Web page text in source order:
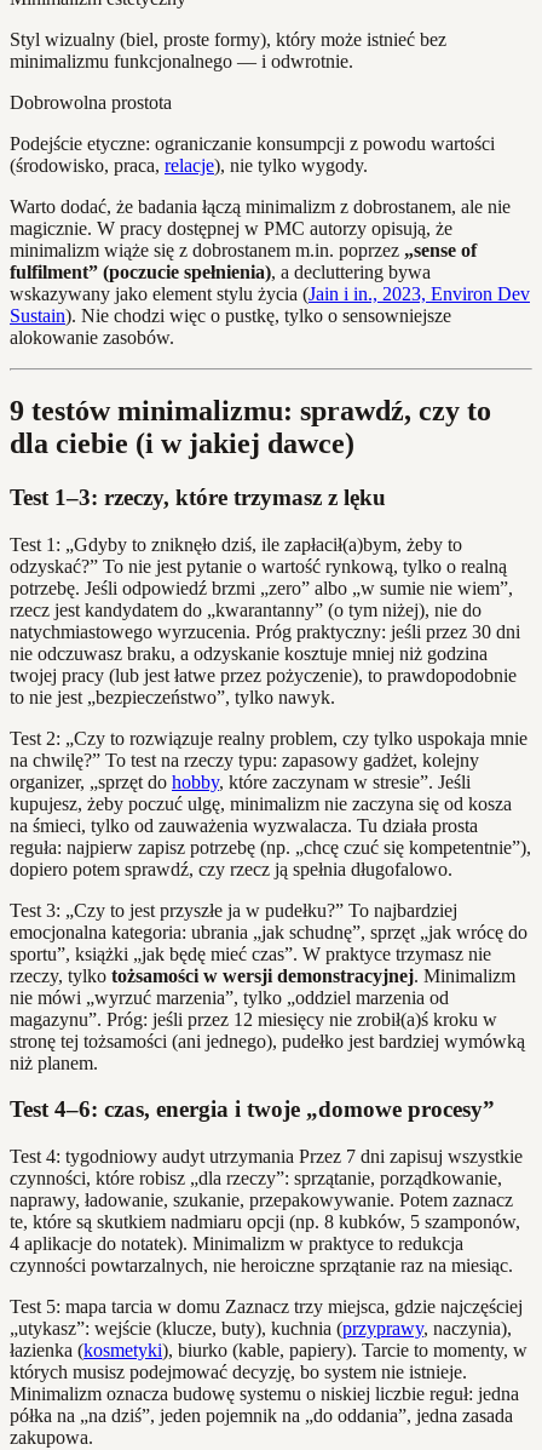
Styl wizualny (biel, proste formy), który może istnieć bez
minimalizmu funkcjonalnego — i odwrotnie.
Dobrowolna prostota
Podejście etyczne: ograniczanie konsumpcji z powodu wartości
(środowisko, praca, relacje), nie tylko wygody.
Warto dodać, że badania łączą minimalizm z dobrostanem, ale nie
magicznie. W pracy dostępnej w PMC autorzy opisują, że
minimalizm wiąże się z dobrostanem m.in. poprzez „sense of
fulfilment” (poczucie spełnienia), a decluttering bywa
wskazywany jako element stylu życia (Jain i in., 2023, Environ Dev
Sustain). Nie chodzi więc o pustkę, tylko o sensowniejsze
alokowanie zasobów.
9 testów minimalizmu: sprawdź, czy to
dla ciebie (i w jakiej dawce)
Test 1–3: rzeczy, które trzymasz z lęku
Test 1: „Gdyby to zniknęło dziś, ile zapłacił(a)bym, żeby to
odzyskać?” To nie jest pytanie o wartość rynkową, tylko o realną
potrzebę. Jeśli odpowiedź brzmi „zero” albo „w sumie nie wiem”,
rzecz jest kandydatem do „kwarantanny” (o tym niżej), nie do
natychmiastowego wyrzucenia. Próg praktyczny: jeśli przez 30 dni
nie odczuwasz braku, a odzyskanie kosztuje mniej niż godzina
twojej pracy (lub jest łatwe przez pożyczenie), to prawdopodobnie
to nie jest „bezpieczeństwo”, tylko nawyk.
Test 2: „Czy to rozwiązuje realny problem, czy tylko uspokaja mnie
na chwilę?” To test na rzeczy typu: zapasowy gadżet, kolejny
organizer, „sprzęt do hobby, które zaczynam w stresie”. Jeśli
kupujesz, żeby poczuć ulgę, minimalizm nie zaczyna się od kosza
na śmieci, tylko od zauważenia wyzwalacza. Tu działa prosta
reguła: najpierw zapisz potrzebę (np. „chcę czuć się kompetentnie”),
dopiero potem sprawdź, czy rzecz ją spełnia długofalowo.
Test 3: „Czy to jest przyszłe ja w pudełku?” To najbardziej
emocjonalna kategoria: ubrania „jak schudnę”, sprzęt „jak wrócę do
sportu”, książki „jak będę mieć czas”. W praktyce trzymasz nie
rzeczy, tylko tożsamości w wersji demonstracyjnej. Minimalizm
nie mówi „wyrzuć marzenia”, tylko „oddziel marzenia od
magazynu”. Próg: jeśli przez 12 miesięcy nie zrobił(a)ś kroku w
stronę tej tożsamości (ani jednego), pudełko jest bardziej wymówką
niż planem.
Test 4–6: czas, energia i twoje „domowe procesy”
Test 4: tygodniowy audyt utrzymania Przez 7 dni zapisuj wszystkie
czynności, które robisz „dla rzeczy”: sprzątanie, porządkowanie,
naprawy, ładowanie, szukanie, przepakowywanie. Potem zaznacz
te, które są skutkiem nadmiaru opcji (np. 8 kubków, 5 szamponów,
4 aplikacje do notatek). Minimalizm w praktyce to redukcja
czynności powtarzalnych, nie heroiczne sprzątanie raz na miesiąc.
Test 5: mapa tarcia w domu Zaznacz trzy miejsca, gdzie najczęściej
„utykasz”: wejście (klucze, buty), kuchnia (przyprawy, naczynia),
łazienka (kosmetyki), biurko (kable, papiery). Tarcie to momenty, w
których musisz podejmować decyzję, bo system nie istnieje.
Minimalizm oznacza budowę systemu o niskiej liczbie reguł: jedna
półka na „na dziś”, jeden pojemnik na „do oddania”, jedna zasada
zakupowa.